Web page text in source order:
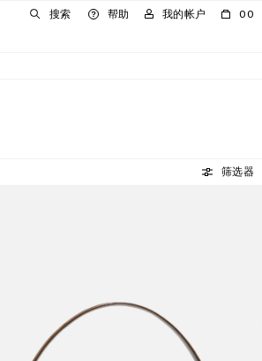
搜索 帮助 我的帐户 00
筛选器